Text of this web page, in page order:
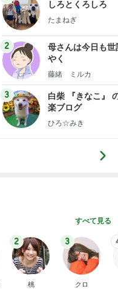
しろとくろしろ
たまねぎ
2
母さんは今日も世
やく
藤緒 ミルカ
3
白柴 『きなこ』
楽ブログ
ひろ☆みき
すべて見る
2
桃
3
クロ